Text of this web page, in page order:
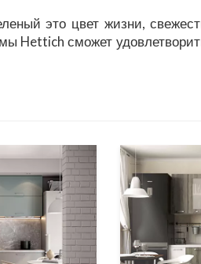
это цвет жизни,
сможет